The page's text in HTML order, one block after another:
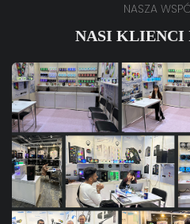
NASZA
NASI KLIENCI